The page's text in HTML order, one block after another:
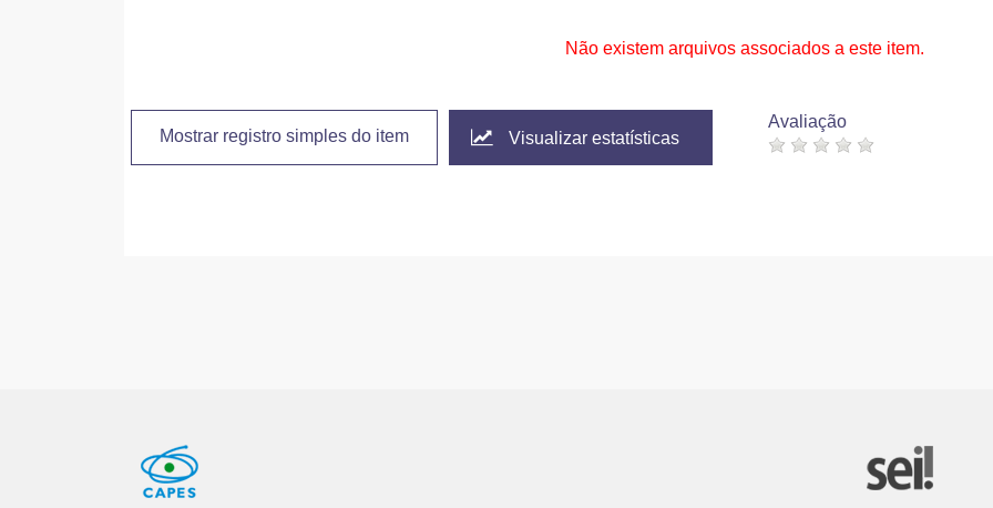
Não existem arquivos associados a este item.
Mostrar registro simples do item Visualizar estatísticas
Avaliação